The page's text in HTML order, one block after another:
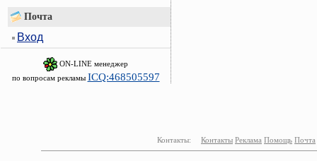
Почта
Вход
ON-LINE менеджер
по вопросам рекламы ICQ:468505597
Контакты: Контакты Реклама Помощь Почта